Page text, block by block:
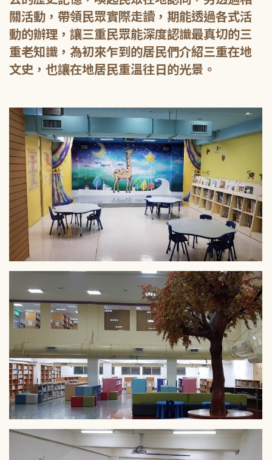
關活動，帶領民眾實際走讀，期能透過各式活
動的辦理，讓三重民眾能深度認識最真切的三
重老知識，為初來乍到的居民們介紹三重在地
文史，也讓在地居民重溫往日的光景。